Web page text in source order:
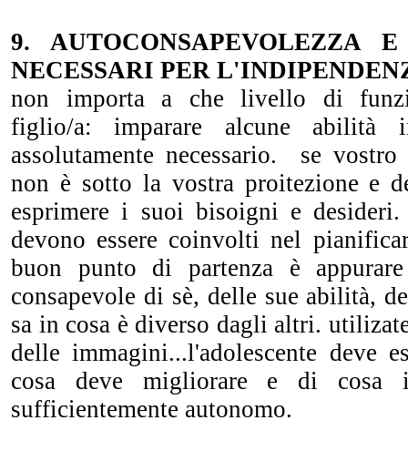
9. AUTOCONSAPEVOLEZZA E
NECESSARI PER
non importa a che livello di
figlio/a: imparare alcune abilità
assolutamente necessario. se
non è sotto la vostra proitezione e
esprimere i suoi bisoigni e
devono essere coinvolti nel
buon punto di partenza è
consapevole di sè, delle sue abilità,
sa in cosa è diverso dagli altri.
delle immagini...l'adolescente deve
cosa deve migliorare e di cosa
sufficientemente autonomo.